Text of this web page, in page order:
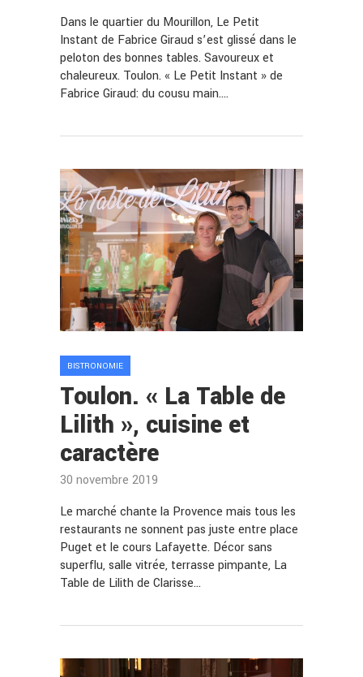
Dans le quartier du Mourillon, Le Petit
Instant de Fabrice Giraud s’est glissé dans le
peloton des bonnes tables. Savoureux et
chaleureux. Toulon. « Le Petit Instant » de
Fabrice Giraud: du cousu main.…
BISTRONOMIE
Toulon. « La Table de
Lilith », cuisine et
caractère
30 novembre 2019
Le marché chante la Provence mais tous les
restaurants ne sonnent pas juste entre place
Puget et le cours Lafayette. Décor sans
superflu, salle vitrée, terrasse pimpante, La
Table de Lilith de Clarisse…